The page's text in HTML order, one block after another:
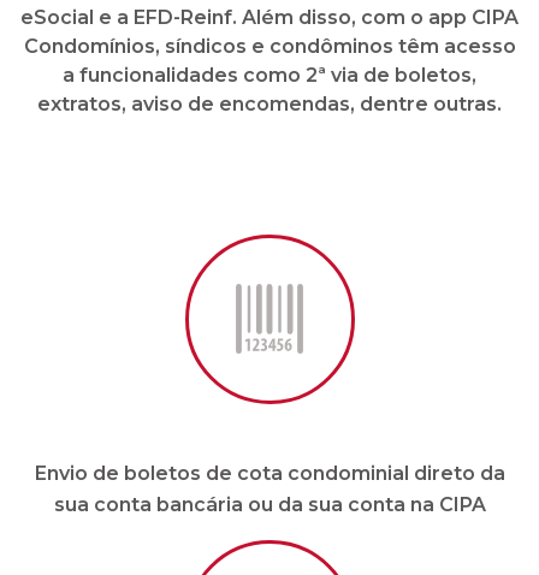
Envio de boletos de cota condominial direto da
sua conta bancária ou da sua conta na CIPA